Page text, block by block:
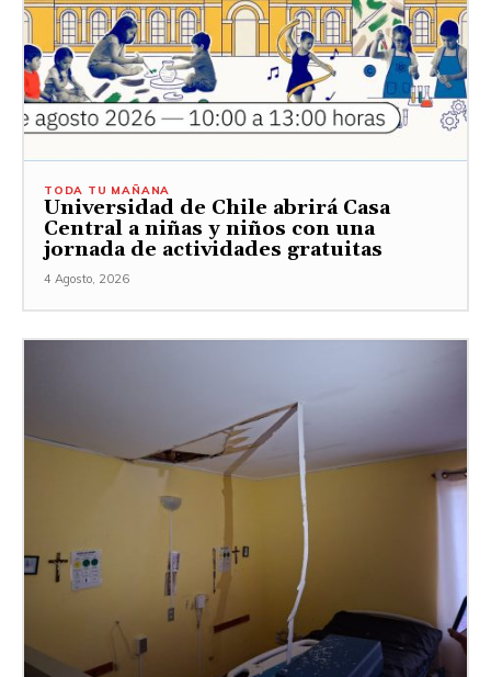
TODA TU MAÑANA
Universidad de Chile abrirá Casa
Central a niñas y niños con una
jornada de actividades gratuitas
4 Agosto, 2026